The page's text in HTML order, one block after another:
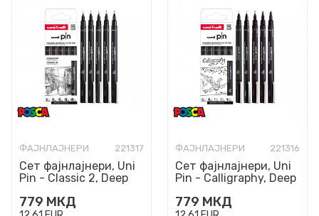
ФАЈНЛАЈНЕРИ 221317
Сет фајнлајнери, Uni
Pin - Classic 2, Deep
779 МКД
ФАЈНЛАЈНЕРИ 221316
Сет фајнлајнери, Uni
Pin - Calligraphy, Deep
779 МКД